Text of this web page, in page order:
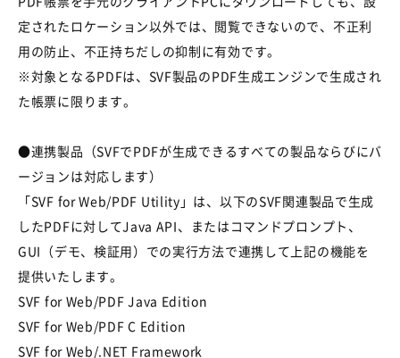
定されたロケーション以外では、閲覧できないので、不正利
用の防止、不正持ちだしの抑制に有効です。
※対象となるPDFは、SVF製品のPDF生成エンジンで生成され
た帳票に限ります。
●連携製品（SVFでPDFが生成できるすべての製品ならびにバ
ージョンは対応します）
「SVF for Web/PDF Utility」は、以下のSVF関連製品で生成
したPDFに対してJava API、またはコマンドプロンプト、
GUI（デモ、検証用）での実行方法で連携して上記の機能を
提供いたします。
SVF for Web/PDF Java Edition
SVF for Web/PDF C Edition
SVF for Web/.NET Framework